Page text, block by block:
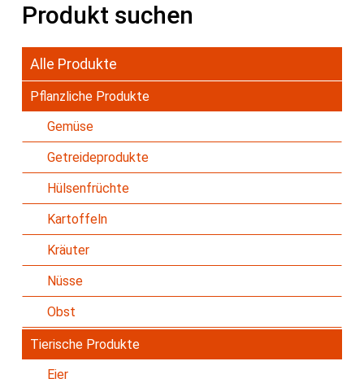
Produkt suchen
Alle Produkte
Pflanzliche Produkte
Gemüse
Getreideprodukte
Hülsenfrüchte
Kartoffeln
Kräuter
Nüsse
Obst
Tierische Produkte
Eier